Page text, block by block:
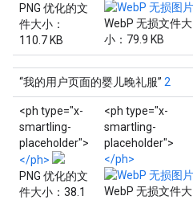
PNG 优化的文
件大小：
110.7 KB
WebP 无损文件大
小：79.9 KB
“我的用户页面的婴儿晚礼服” 2
<ph type="x-
smartling-
placeholder">
</ph>
PNG 优化的文
件大小：38.1
<ph type="x-
smartling-
placeholder">
</ph>
WebP 无损文件大